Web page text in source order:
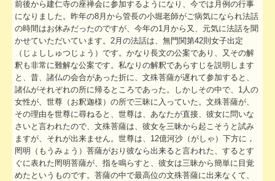
社会福祉法人の皆様へ
病院・診療所の皆様へ
社会保険労務士業務
会計・税務システム
出版物紹介
リンク集
過去のセミナー
前後から建仁寺の座禅会に参加するようになり、今では月例の行事
になりました。昨年の8月から管長の小堀老師がご病気になられ法話
の時間はお休みだったのですが、今年の1月から又、元気に法話を聞
かせていただいています。2月の法話は、無門関第42則女子出定
（じょししゅつじょう）です。かなり長文の公案であり、又その解
釈も非常に難解な公案です。私なりの解釈であらすじを説明します
と、昔、諸仏の会合があった折に、文殊菩薩が遅れて参加すると、
諸仏がそれぞれの所に帰るところであった。しかしその中で、1人の
女性が、世尊（お釈迦様）の所で三昧に入っていた。文殊菩薩が、
その理由を世尊に尋ねると、世尊は、あなたが直接、彼女に問いな
さいと言われたので、文殊菩薩は、彼女を三昧から起こそうと試み
ますが、それが出来ません。世尊は、12億河沙（がしゃ）下方に，
罔明（もうみょう）菩薩がおり彼なら出来ると言われた、するとす
ぐに表れた罔明菩薩が、指を鳴らすと、彼女は三昧から簡単に目覚
めたというものです。菩薩の中で最高位の文殊菩薩に出来なくて、